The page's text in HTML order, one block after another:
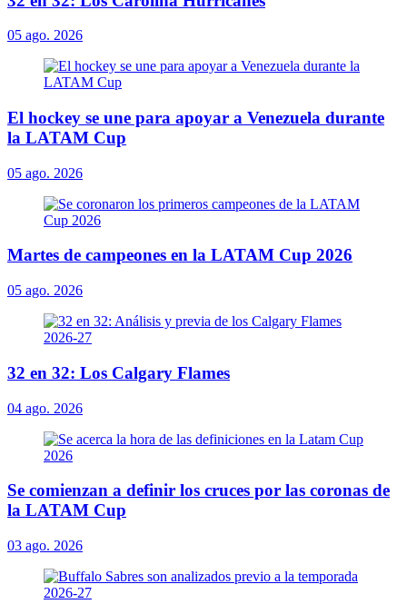
05 ago. 2026
El hockey se une para apoyar a Venezuela durante
la LATAM Cup
05 ago. 2026
Martes de campeones en la LATAM Cup 2026
05 ago. 2026
32 en 32: Los Calgary Flames
04 ago. 2026
Se comienzan a definir los cruces por las coronas de
la LATAM Cup
03 ago. 2026